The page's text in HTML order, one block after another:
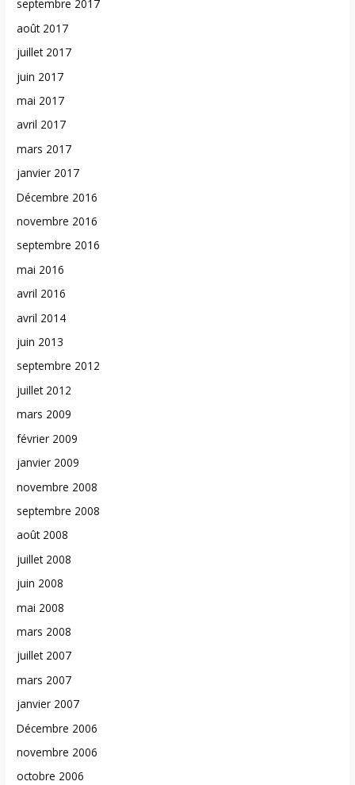
septembre 2017
août 2017
juillet 2017
juin 2017
mai 2017
avril 2017
mars 2017
janvier 2017
Décembre 2016
novembre 2016
septembre 2016
mai 2016
avril 2016
avril 2014
juin 2013
septembre 2012
juillet 2012
mars 2009
février 2009
janvier 2009
novembre 2008
septembre 2008
août 2008
juillet 2008
juin 2008
mai 2008
mars 2008
juillet 2007
mars 2007
janvier 2007
Décembre 2006
novembre 2006
octobre 2006